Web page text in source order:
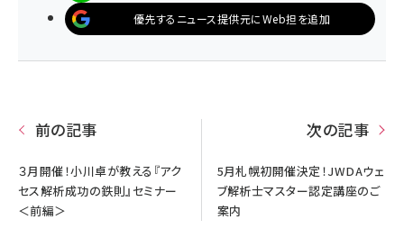
優先するニュース提供元にWeb担を追加
前の記事
３月開催！小川卓が教える『アク
セス解析成功の鉄則』セミナー
＜前編＞
次の記事
5月札幌初開催決定！JWDAウェ
ブ解析士マスター認定講座のご
案内